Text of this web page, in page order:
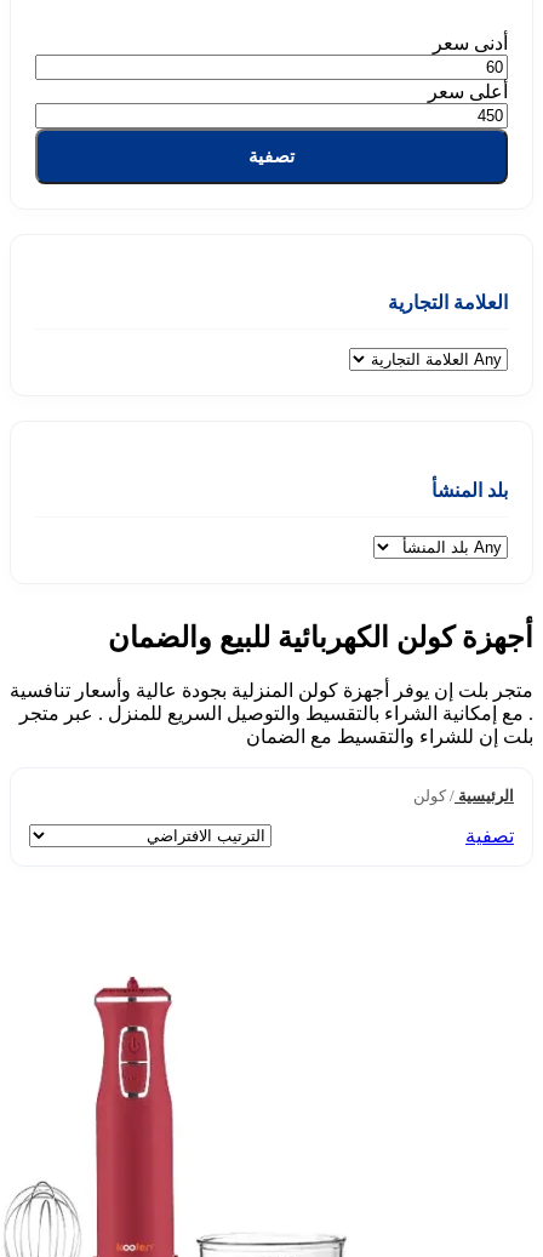
أدنى سعر
أعلى سعر
تصفية
العلامة التجارية
بلد المنشأ
أجهزة كولن الكهربائية للبيع والضمان
متجر بلت إن يوفر أجهزة كولن المنزلية بجودة عالية وأسعار تنافسية
. مع إمكانية الشراء بالتقسيط والتوصيل السريع للمنزل . عبر متجر
بلت إن للشراء والتقسيط مع الضمان
الرئيسية / كولن
تصفية